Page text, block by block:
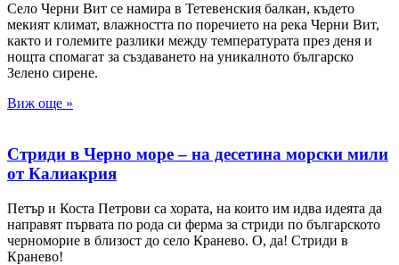
Село Черни Вит се намира в Тетевенския балкан, където
мекият климат, влажността по поречието на река Черни Вит,
както и големите разлики между температурата през деня и
нощта спомагат за създаването на уникалното българско
Зелено сирене.
Виж още »
Стриди в Черно море – на десетинa морски мили
от Калиакрия
Петър и Коста Петрови са хората, на които им идва идеята да
направят първата по рода си ферма за стриди по българското
черноморие в близост до село Кранево. О, да! Стриди в
Кранево!